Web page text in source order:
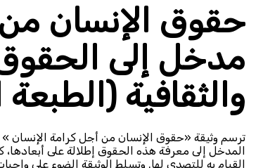
حقوق الإنسان
مدخل إلى الحقوق
والثقافية (الطبعة
ترسم وثيقة «حقوق الإنسان من أجل كرامة الإنسان »
المدخل إلى معرفة هذه الحقوق إطلالة على أبعادها،
القيام به للتصدي لها. وتسلط الوثيقة الضوء على